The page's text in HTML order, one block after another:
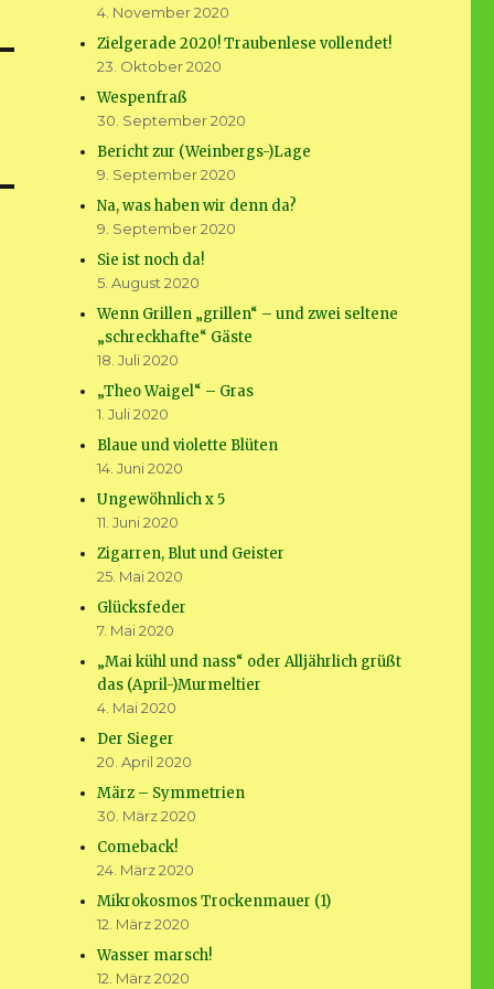
4. November 2020
Zielgerade 2020! Traubenlese vollendet!
23. Oktober 2020
Wespenfraß
30. September 2020
Bericht zur (Weinbergs-)Lage
9. September 2020
Na, was haben wir denn da?
9. September 2020
Sie ist noch da!
5. August 2020
Wenn Grillen „grillen“ – und zwei seltene
„schreckhafte“ Gäste
18. Juli 2020
„Theo Waigel“ – Gras
1. Juli 2020
Blaue und violette Blüten
14. Juni 2020
Ungewöhnlich x 5
11. Juni 2020
Zigarren, Blut und Geister
25. Mai 2020
Glücksfeder
7. Mai 2020
„Mai kühl und nass“ oder Alljährlich grüßt
das (April-)Murmeltier
4. Mai 2020
Der Sieger
20. April 2020
März – Symmetrien
30. März 2020
Comeback!
24. März 2020
Mikrokosmos Trockenmauer (1)
12. März 2020
Wasser marsch!
12. März 2020